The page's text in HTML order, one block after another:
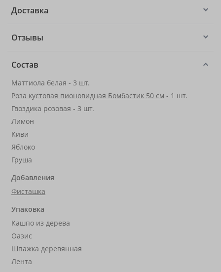
Доставка
Отзывы
Состав
Маттиола белая - 3 шт.
Роза кустовая пионовидная Бомбастик 50 см - 1 шт.
Гвоздика розовая - 3 шт.
Лимон
Киви
Яблоко
Груша
Добавления
Фисташка
Упаковка
Кашпо из дерева
Оазис
Шпажка деревянная
Лента